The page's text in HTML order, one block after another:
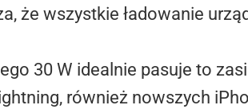
że wszystkie ładowanie
30 W idealnie pasuje to
również nowszych